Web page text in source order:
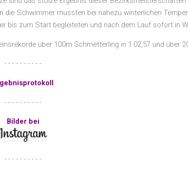
Schwimmer mussten bei nahezu winterlichen
bis zum Start begleiteten und nach dem Lauf sofort in
über 100m Schmetterling in 1:02,57 und über
- - - - - - - - - -
- - - - - - - - - -
Bilder bei
- - - - - - - - - -